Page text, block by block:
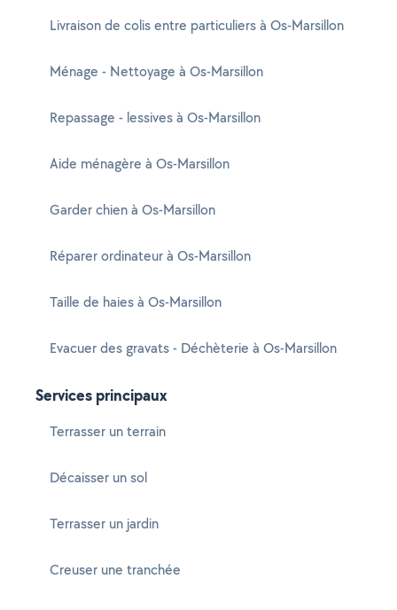
Livraison de colis entre particuliers à Os-Marsillon
Ménage - Nettoyage à Os-Marsillon
Repassage - lessives à Os-Marsillon
Aide ménagère à Os-Marsillon
Garder chien à Os-Marsillon
Réparer ordinateur à Os-Marsillon
Taille de haies à Os-Marsillon
Evacuer des gravats - Déchèterie à Os-Marsillon
Services principaux
Terrasser un terrain
Décaisser un sol
Terrasser un jardin
Creuser une tranchée